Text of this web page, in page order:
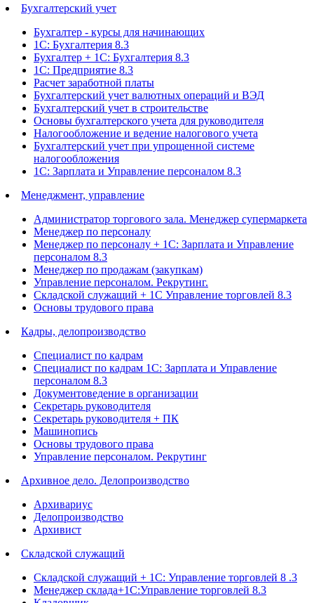
Бухгалтерский учет
Бухгалтер - курсы для начинающих
1С: Бухгалтерия 8.3
Бухгалтер + 1С: Бухгалтерия 8.3
1С: Предприятие 8.3
Расчет заработной платы
Бухгалтерский учет валютных операций и ВЭД
Бухгалтерский учет в строительстве
Основы бухгалтерского учета для руководителя
Налогообложение и ведение налогового учета
Бухгалтерский учет при упрощенной системе
налогообложения
1С: Зарплата и Управление персоналом 8.3
Менеджмент, управление
Администратор торгового зала. Менеджер супермаркета
Менеджер по персоналу
Менеджер по персоналу + 1С: Зарплата и Управление
персоналом 8.3
Менеджер по продажам (закупкам)
Управление персоналом. Рекрутинг.
Складской служащий + 1С Управление торговлей 8.3
Основы трудового права
Кадры, делопроизводство
Специалист по кадрам
Специалист по кадрам 1С: Зарплата и Управление
персоналом 8.3
Документоведение в организации
Секретарь руководителя
Секретарь руководителя + ПК
Машинопись
Основы трудового права
Управление персоналом. Рекрутинг
Архивное дело. Делопроизводство
Архивариус
Делопроизводство
Архивист
Складской служащий
Складской служащий + 1С: Управление торговлей 8 .3
Менеджер склада+1С:Управление торговлей 8.3